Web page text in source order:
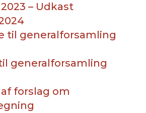
– Udkast
til generalforsamling
generalforsamling
forslag om